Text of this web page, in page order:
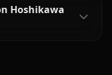
Hoshikawa